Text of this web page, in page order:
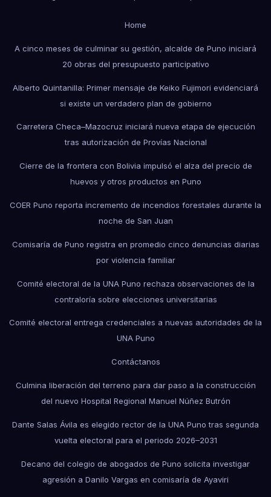
Home
A cinco meses de culminar su gestión, alcalde de Puno iniciará
20 obras del presupuesto participativo
Alberto Quintanilla: Primer mensaje de Keiko Fujimori evidenciará
si existe un verdadero plan de gobierno
Carretera Checa–Mazocruz iniciará nueva etapa de ejecución
tras autorización de Provías Nacional
Cierre de la frontera con Bolivia impulsó el alza del precio de
huevos y otros productos en Puno
COER Puno reporta incremento de incendios forestales durante la
noche de San Juan
Comisaría de Puno registra en promedio cinco denuncias diarias
por violencia familiar
Comité electoral de la UNA Puno rechaza observaciones de la
contraloría sobre elecciones universitarias
Comité electoral entrega credenciales a nuevas autoridades de la
UNA Puno
Contáctanos
Culmina liberación del terreno para dar paso a la construcción
del nuevo Hospital Regional Manuel Núñez Butrón
Dante Salas Ávila es elegido rector de la UNA Puno tras segunda
vuelta electoral para el periodo 2026–2031
Decano del colegio de abogados de Puno solicita investigar
agresión a Danilo Vargas en comisaría de Ayaviri